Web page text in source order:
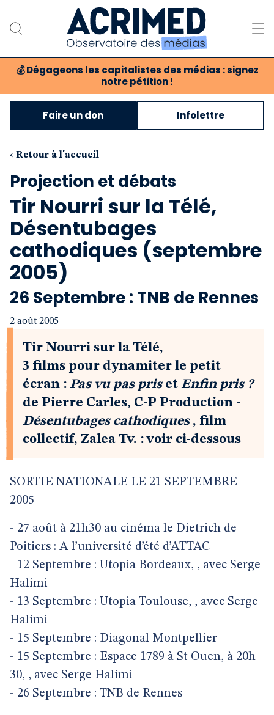
💰 Dégageons les capitalistes des médias : signez
notre pétition !
Notre association
Notre critique des médias
Nos propositions
Notre revue
Boutique
Faire un don Infolettre
‹ Retour à l'accueil
Projection et débats
Tir Nourri sur la Télé,
Désentubages
cathodiques (septembre
2005)
26 Septembre : TNB de Rennes
2 août 2005
Tir Nourri sur la Télé,
3 films pour dynamiter le petit
écran : Pas vu pas pris et Enfin pris ?
de Pierre Carles, C-P Production -
Désentubages cathodiques , film
collectif, Zalea Tv. : voir ci-dessous
SORTIE NATIONALE LE 21 SEPTEMBRE
2005
- 27 août à 21h30 au cinéma le Dietrich de
Poitiers : A l’université d’été d’ATTAC
- 12 Septembre : Utopia Bordeaux, , avec Serge
Halimi
- 13 Septembre : Utopia Toulouse, , avec Serge
Halimi
- 15 Septembre : Diagonal Montpellier
- 15 Septembre : Espace 1789 à St Ouen, à 20h
30, , avec Serge Halimi
- 26 Septembre : TNB de Rennes